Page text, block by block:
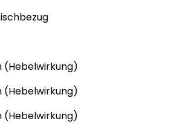
(Hebelwirkung)
(Hebelwirkung)
(Hebelwirkung)